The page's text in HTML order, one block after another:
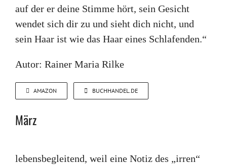
auf der er deine Stimme hört, sein Gesicht
wendet sich dir zu und sieht dich nicht, und
sein Haar ist wie das Haar eines Schlafenden.“
Autor: Rainer Maria Rilke
AMAZON BUCHHANDEL.DE
März
lebensbegleitend, weil eine Notiz des „irren“